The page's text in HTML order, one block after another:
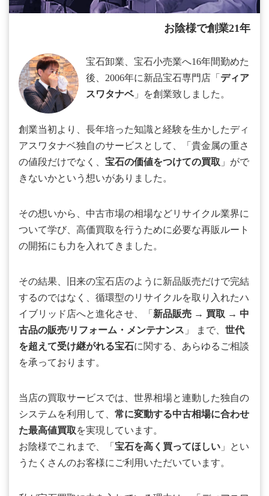
お陰様で創業21年
宝石卸業、宝石小売業へ16年間勤めた
後、2006年に新品宝石専門店「 ディア
スワタナベ」を創業致しました。
創業当初より、長年培った知識と経験を生かしたディ
アスワタナベ独自のサービスとして、「貴金属の重さ
の値段だけでなく、 宝石の価値をつけての買取 」がで
きないかという想いがありました。
その想いから、中古市場の相場などリサイクル業界に
ついて学び、高価買取を行うために必要な再販ルート
の開拓にも力を入れてきました。
その結果、旧来の宝石店のように新品販売だけで完結
するのではなく、循環型のリサイクルを取り入れたハ
イブリッド店へと進化させ、「 新品販売 → 買取 → 中
古品の販売/リフォーム・メンテナンス 」 まで、 世代
を超えて受け継がれる宝石に関する、あらゆるご相談
を承っております。
当店の買取サービスでは、世界相場と連動した独自の
システムを利用して、 常に変動する中古相場に合わせ
た最高値買取を実現しています。
お陰様でこれまで、「 宝石を高く買ってほしい 」とい
うたくさんのお客様にご利用いただいています。